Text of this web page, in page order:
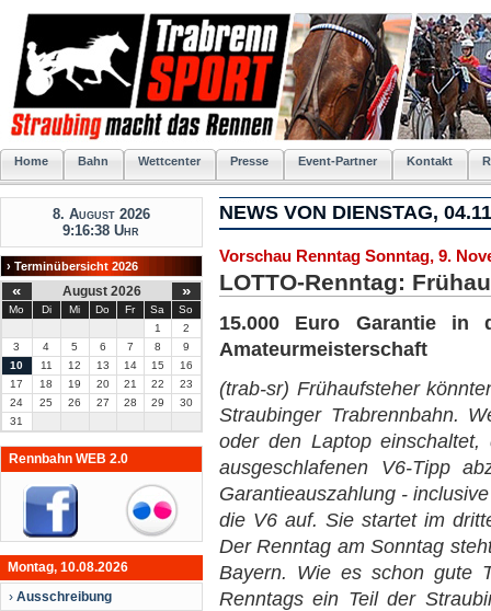
Home Bahn Wettcenter Presse Event-Partner Kontakt
8. August 2026
9:16:38 Uhr
› Terminübersicht 2026
« August 2026 »
Mo Di Mi Do Fr Sa
So
1
2
3
4 5 6 7 8
9
10
11 12 13 14 15
16
17
18 19 20 21 22
23
24
25 26 27 28 29
30
31
Rennbahn WEB 2.0
Montag, 10.08.2026
› Ausschreibung
NEWS VON DIENSTAG,
Vorschau Renntag Sonntag, 9.
LOTTO-Renntag:
15.000 Euro Garantie
Amateurmeisterschaft
(trab-sr) Frühaufsteher
Straubinger Trabrennbahn.
oder den Laptop
ausgeschlafenen V6-Tipp
Garantieauszahlung -
die V6 auf. Sie startet im
Der Renntag am Sonntag
Bayern. Wie es schon gute
Renntags ein Teil der